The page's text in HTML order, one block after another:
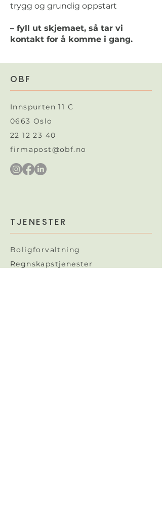
trygg og grundig oppstart
– fyll ut skjemaet, så tar vi
kontakt for å komme i gang.
OBF
Innspurten 11 C
0663 Oslo
22 12 23 40
firmapost@obf.no
TJENESTER
Boligforvaltning
Regnskapstjenester